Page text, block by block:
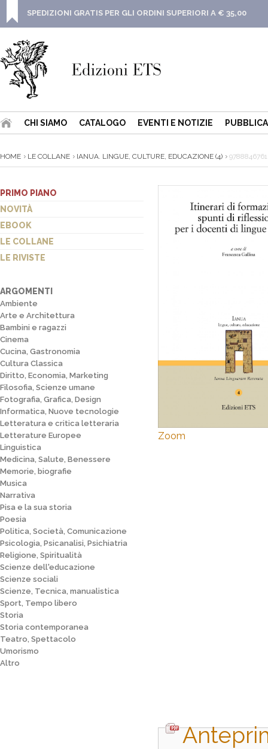
SPEDIZIONI GRATIS PER GLI ORDINI SUPERIORI A € 35,00
CHI SIAMO CATALOGO EVENTI E NOTIZIE
HOME LE COLLANE IANUA. LINGUE, CULTURE, EDUCAZIONE (4)
PRIMO PIANO
NOVITÀ
EBOOK
LE COLLANE
LE RIVISTE
ARGOMENTI
Ambiente
Arte e Architettura
Bambini e ragazzi
Cinema
Cucina, Gastronomia
Cultura Classica
Diritto, Economia, Marketing
Filosofia, Scienze umane
Fotografia, Grafica, Design
Informatica, Nuove tecnologie
Letteratura e critica letteraria
Letterature Europee
Linguistica
Medicina, Salute, Benessere
Memorie, biografie
Musica
Narrativa
Pisa e la sua storia
Poesia
Politica, Società, Comunicazione
Psicologia, Psicanalisi, Psichiatria
Religione, Spiritualità
Scienze dell'educazione
Scienze sociali
Scienze, Tecnica, manualistica
Sport, Tempo libero
Storia
Storia contemporanea
Teatro, Spettacolo
Umorismo
Altro
Zoom